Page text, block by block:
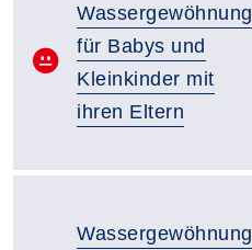
Wassergewöhnung
für Babys und
Kleinkinder mit
ihren Eltern
Wassergewöhnung